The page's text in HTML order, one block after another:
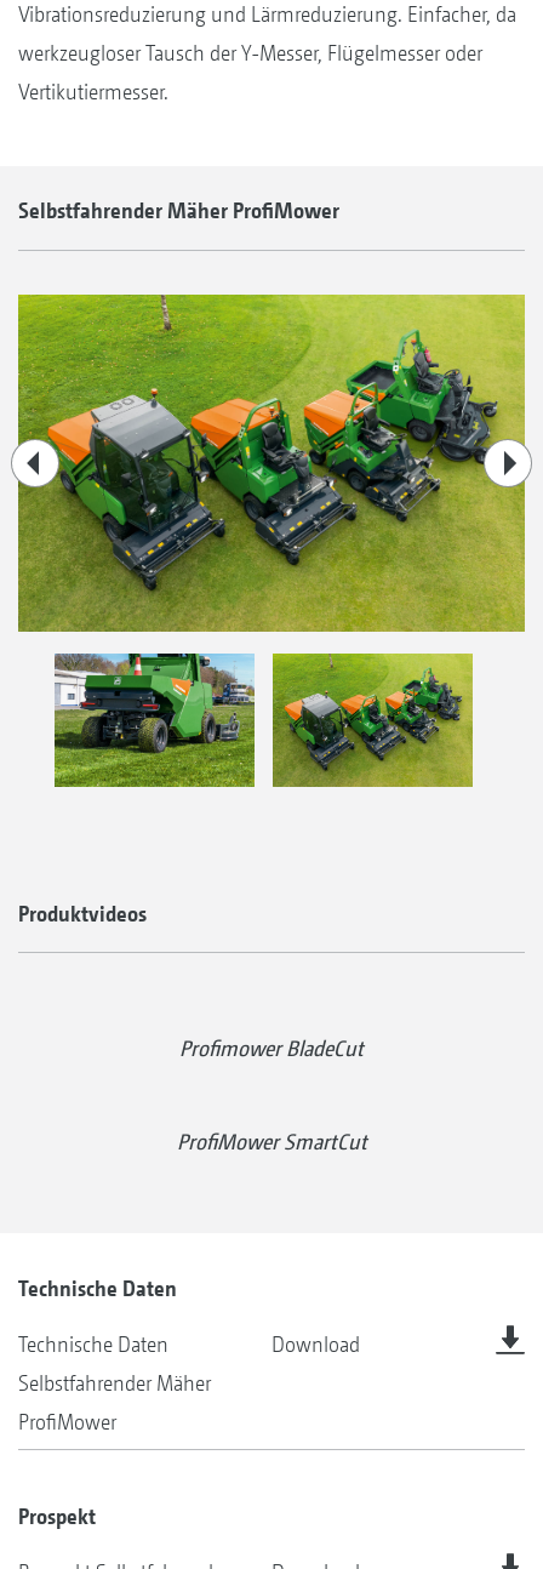
Vibrationsreduzierung und Lärmreduzierung. Einfacher, da
werkzeugloser Tausch der Y-Messer, Flügelmesser oder
Vertikutiermesser.
Selbstfahrender Mäher ProfiMower
Produktvideos
Profimower BladeCut
ProfiMower SmartCut
Technische Daten
Technische Daten
Selbstfahrender Mäher
ProfiMower
Download
Prospekt